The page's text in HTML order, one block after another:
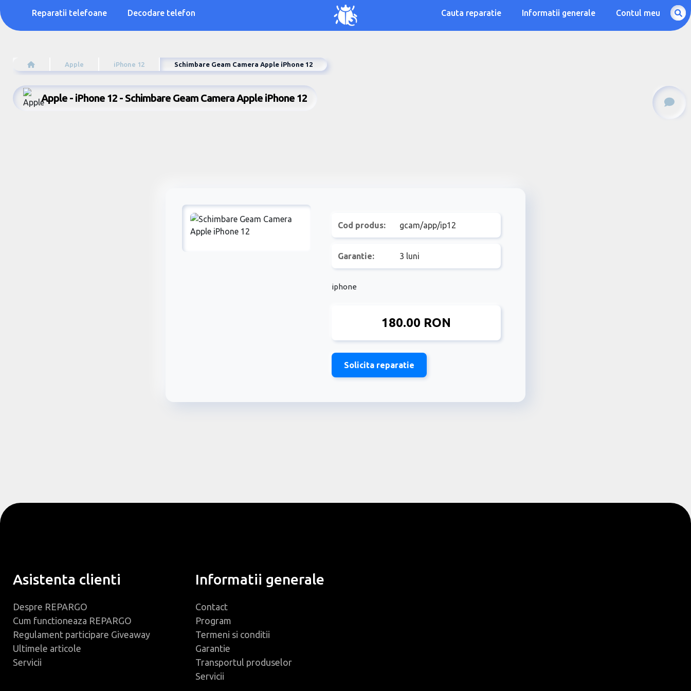
Reparatii telefoane Decodare telefon Cauta reparatie Informatii generale Contul meu
Apple iPhone 12 Schimbare Geam Camera Apple iPhone 12
Apple - iPhone 12 - Schimbare Geam Camera Apple iPhone 12
Cod produs: gcam/app/ip12
Garantie: 3 luni
iphone
180.00 RON
Solicita reparatie
Asistenta clienti
Despre REPARGO
Cum functioneaza REPARGO
Regulament participare Giveaway
Ultimele articole
Servicii
Informatii generale
Contact
Program
Termeni si conditii
Garantie
Transportul produselor
Servicii